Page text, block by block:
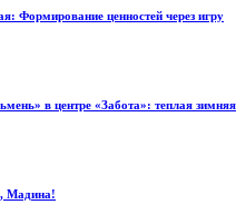
Формирование ценностей через игру
в центре «Забота»: теплая
Мадина!